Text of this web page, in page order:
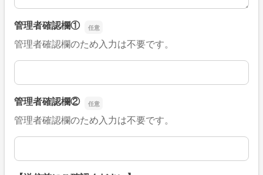
管理者確認欄①
管理者確認欄のため入力は不要です。
管理者確認欄①
管理者確認欄②
管理者確認欄のため入力は不要です。
管理者確認欄②